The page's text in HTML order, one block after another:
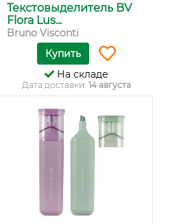
Текстовыделитель BV
Flora Lus...
Bruno Visconti
Купить
На складе
Дата доставки: 14 августа